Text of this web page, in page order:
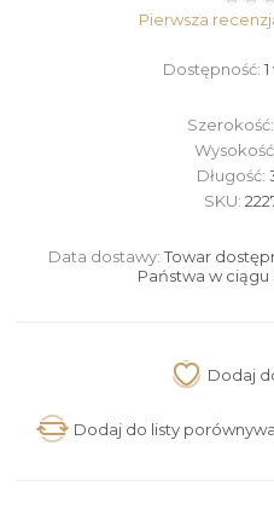
Pierwsza
Dostępność:
Długość:
SKU:
Data dostawy: Towar
Państwa w ciągu